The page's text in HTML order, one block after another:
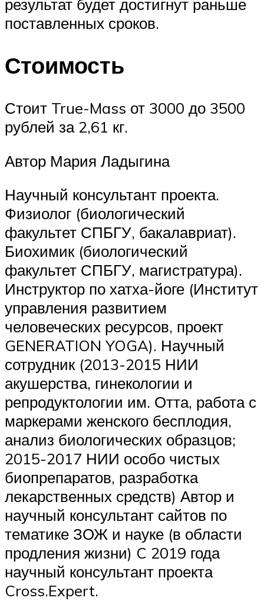
результат будет достигнут раньше
поставленных сроков.
Стоимость
Стоит True-Mass от 3000 до 3500
рублей за 2,61 кг.
Автор Мария Ладыгина
Научный консультант проекта.
Физиолог (биологический
факультет СПБГУ, бакалавриат).
Биохимик (биологический
факультет СПБГУ, магистратура).
Инструктор по хатха-йоге (Институт
управления развитием
человеческих ресурсов, проект
GENERATION YOGA). Научный
сотрудник (2013-2015 НИИ
акушерства, гинекологии и
репродуктологии им. Отта, работа с
маркерами женского бесплодия,
анализ биологических образцов;
2015-2017 НИИ особо чистых
биопрепаратов, разработка
лекарственных средств) Автор и
научный консультант сайтов по
тематике ЗОЖ и науке (в области
продления жизни) C 2019 года
научный консультант проекта
Cross.Expert.